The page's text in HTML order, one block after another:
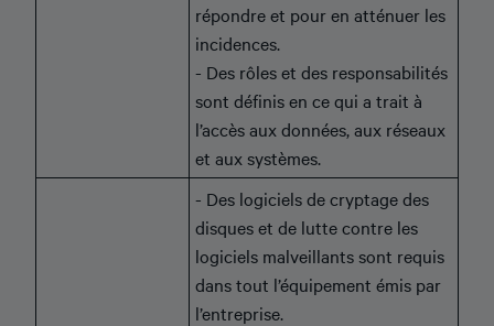
répondre et pour en atténuer les
incidences.
- Des rôles et des responsabilités
sont définis en ce qui a trait à
l’accès aux données, aux réseaux
et aux systèmes.
- Des logiciels de cryptage des
disques et de lutte contre les
logiciels malveillants sont requis
dans tout l’équipement émis par
l’entreprise.